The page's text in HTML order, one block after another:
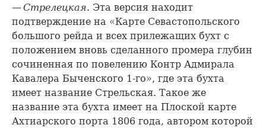
—Стрелецкая. Эта версия находит
подтверждение на «Карте Севастопольского
большого рейда и всех прилежащих бухт с
положением вновь сделанного промера глубин
сочиненная по повелению Контр Адмирала
Кавалера Быченского 1-го», где эта бухта
имеет название Стрельская. Такое же
название эта бухта имеет на Плоской карте
Ахтиарского порта 1806 года, автором которой